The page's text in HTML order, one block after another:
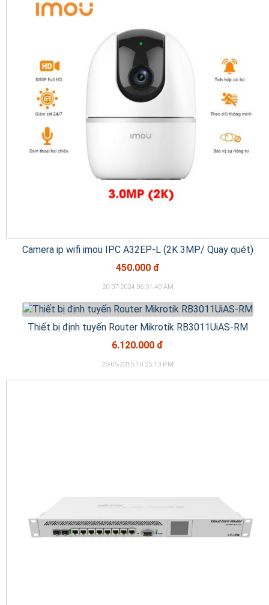
Camera ip wifi imou IPC A32EP-L (2K 3MP/ Quay quét)
450.000 đ
20-07-2024 06:31:40 AM
Thiết bị định tuyến Router Mikrotik RB3011UiAS-RM
6.120.000 đ
25-05-2015 10:25:13 PM